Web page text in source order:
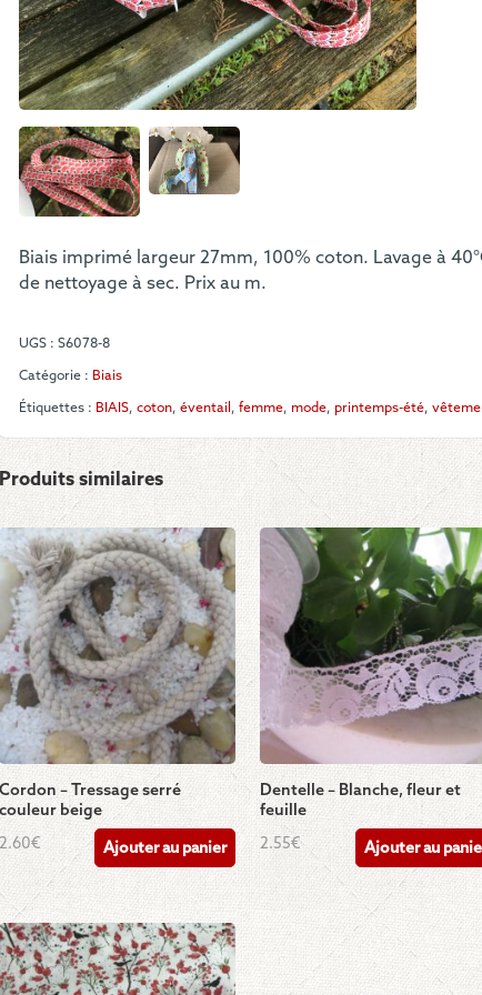
Biais imprimé largeur 27mm, 100% coton. Lavage à
de nettoyage à sec. Prix au m.
UGS : S6078-8
Catégorie : Biais
Étiquettes : BIAIS, coton, éventail, femme, mode, printemps-été,
Produits similaires
Cordon – Tressage serré
couleur beige
2.60€ Ajouter au panier
Dentelle – Blanche, fleur et
feuille
2.55€ Ajouter au